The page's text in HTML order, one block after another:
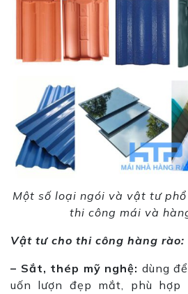
Một số loại ngói và vật tư
thi công mái và
Vật tư cho thi công hàng rào:
– Sắt, thép mỹ nghệ: dùng
uốn lượn đẹp mắt, phù hợp